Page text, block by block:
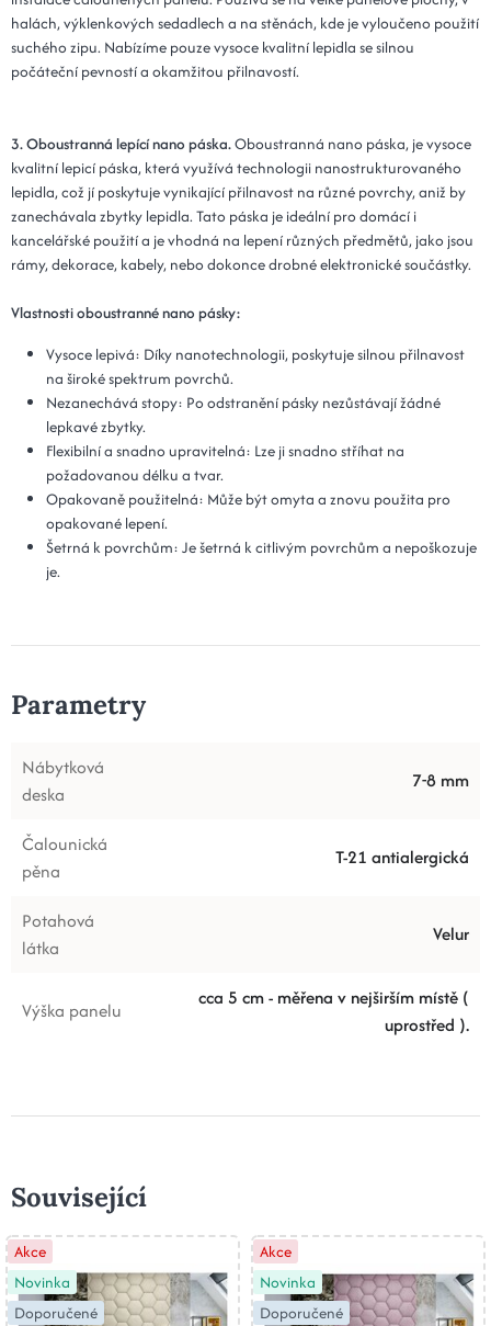
halách, výklenkových sedadlech a na stěnách, kde je vyloučeno použití
suchého zipu. Nabízíme pouze vysoce kvalitní lepidla se silnou
počáteční pevností a okamžitou přilnavostí.
3. Oboustranná lepící nano páska.Oboustranná nano páska, je vysoce
kvalitní lepicí páska, která využívá technologii nanostrukturovaného
lepidla, což jí poskytuje vynikající přilnavost na různé povrchy, aniž by
zanechávala zbytky lepidla. Tato páska je ideální pro domácí i
kancelářské použití a je vhodná na lepení různých předmětů, jako jsou
rámy, dekorace, kabely, nebo dokonce drobné elektronické součástky.
Vlastnosti oboustranné nano pásky:
Vysoce lepivá: Díky nanotechnologii, poskytuje silnou přilnavost
na široké spektrum povrchů.
Nezanechává stopy: Po odstranění pásky nezůstávají žádné
lepkavé zbytky.
Flexibilní a snadno upravitelná: Lze ji snadno stříhat na
požadovanou délku a tvar.
Opakovaně použitelná: Může být omyta a znovu použita pro
opakované lepení.
Šetrná k povrchům: Je šetrná k citlivým povrchům a nepoškozuje
je.
Parametry
Nábytková
deska
7-8 mm
Čalounická
pěna
T-21 antialergická
Potahová
látka
Velur
Výška panelu
cca 5 cm - měřena v nejširším místě (
uprostřed ).
Související
Akce
Novinka
Doporučené
Akce
Novinka
Doporučené